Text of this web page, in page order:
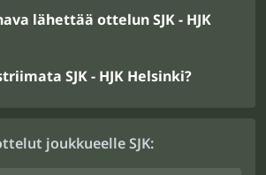
lähettää ottelun SJK - HJK
SJK - HJK Helsinki?
joukkueelle SJK: